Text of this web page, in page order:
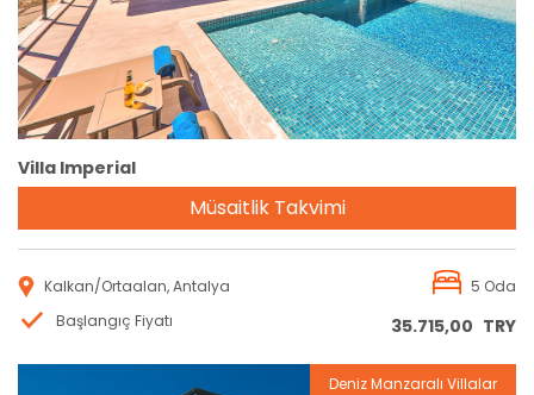
Villa Imperial
Müsaitlik Takvimi
Kalkan/Ortaalan, Antalya
5 Oda
Başlangıç Fiyatı
35.715,00 TRY
Deniz Manzaralı Villalar